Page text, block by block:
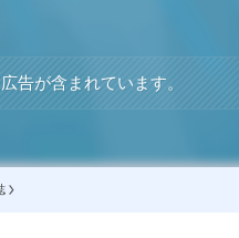
告が含まれています。